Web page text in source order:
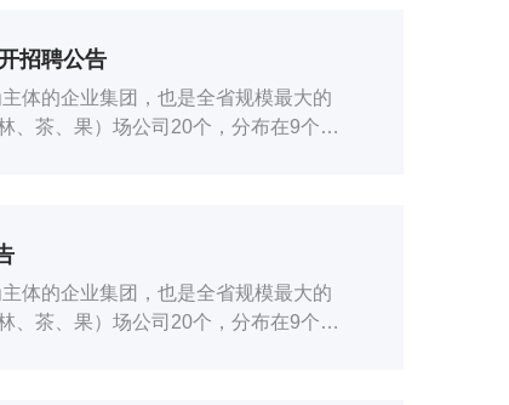
招聘公告
体的企业集团，也是全省规模最大的
、茶、果）场公司20个，分布在9个省
体的企业集团，也是全省规模最大的
、茶、果）场公司20个，分布在9个省